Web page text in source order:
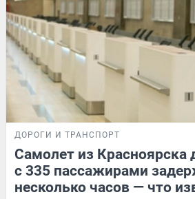
ДОРОГИ И ТРАНСПОРТ
Самолет из Красноярска
с 335 пассажирами
несколько часов — что